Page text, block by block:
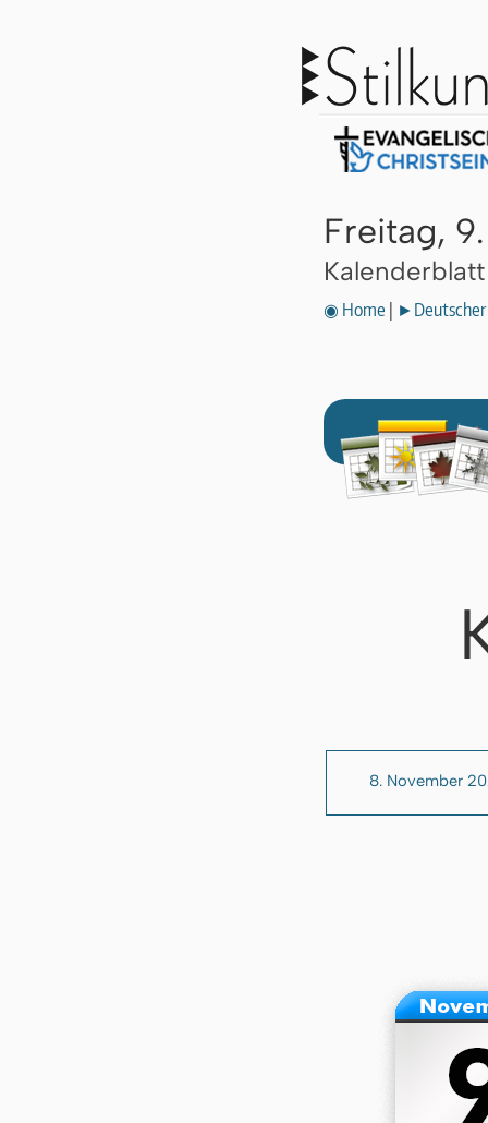
Freitag,
◉ Home ►Deutscher
8. November